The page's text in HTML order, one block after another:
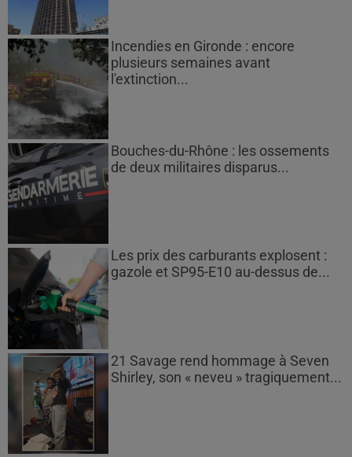
Incendies en Gironde : encore
plusieurs semaines avant
l'extinction...
Bouches-du-Rhône : les ossements
de deux militaires disparus...
Les prix des carburants explosent :
gazole et SP95-E10 au-dessus de...
21 Savage rend hommage à Seven
Shirley, son « neveu » tragiquement...